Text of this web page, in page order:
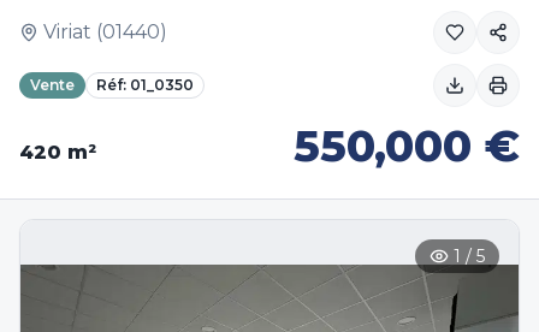
Viriat (01440)
Vente Réf: 01_0350
420 m² 550,000 €
1 / 5